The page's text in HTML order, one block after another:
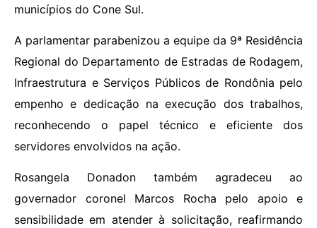
municípios do Cone Sul.
A parlamentar parabenizou a equipe da 9ª Residência
Regional do Departamento de Estradas de Rodagem,
Infraestrutura e Serviços Públicos de Rondônia pelo
empenho e dedicação na execução dos trabalhos,
reconhecendo o papel técnico e eficiente dos
servidores envolvidos na ação.
Rosangela Donadon também agradeceu ao
governador coronel Marcos Rocha pelo apoio e
sensibilidade em atender à solicitação, reafirmando